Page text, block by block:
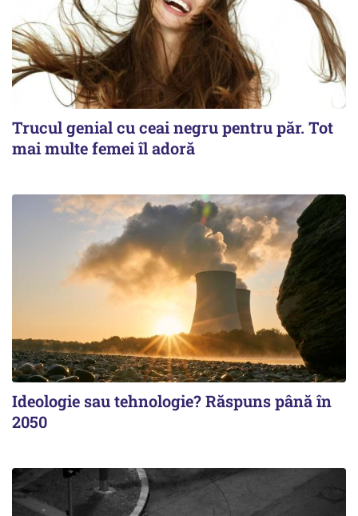
Trucul genial cu ceai negru pentru păr. Tot
mai multe femei îl adoră
Ideologie sau tehnologie? Răspuns până în
2050